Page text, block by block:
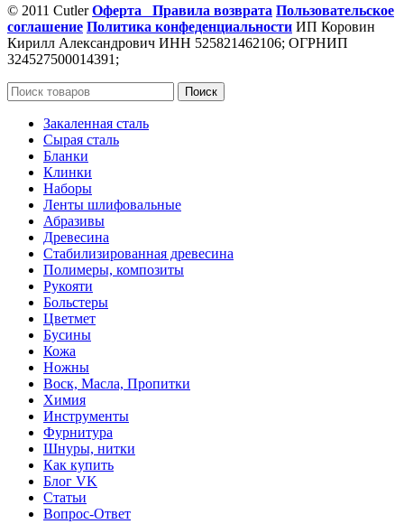
© 2011 CutlerОферта Правила возврата Пользовательское
соглашение Политика конфеденциальности ИП Коровин
Кирилл Александрович ИНН 525821462106; ОГРНИП
324527500014391;
Поиск
Закаленная сталь
Сырая сталь
Бланки
Клинки
Наборы
Ленты шлифовальные
Абразивы
Древесина
Стабилизированная древесина
Полимеры, композиты
Рукояти
Больстеры
Цветмет
Бусины
Кожа
Ножны
Воск, Масла, Пропитки
Химия
Инструменты
Фурнитура
Шнуры, нитки
Как купить
Блог VK
Статьи
Вопрос-Ответ